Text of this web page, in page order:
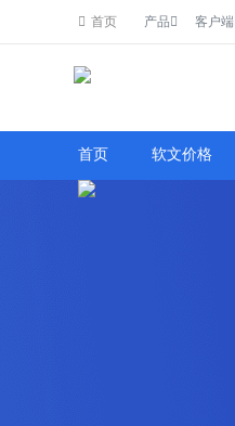
首页 产品 客户端
首页 软文价格